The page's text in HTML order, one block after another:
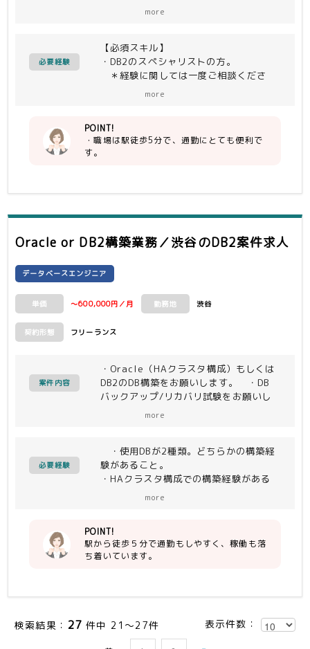
more
必要経験
【必須スキル】
・DB2のスペシャリストの方。
＊経験に関しては一度ご相談くださ
more
POINT!
・職場は駅徒歩5分で、通勤にとても便利で
す。
Oracle or DB2構築業務／渋谷のDB2案件求人
データベースエンジニア
単価 ～600,000円／月 勤務地 渋谷
契約形態 フリーランス
案件内容
・Oracle（HAクラスタ構成）もしくは
DB2のDB構築をお願いします。 ・DB
バックアップ/リカバリ試験をお願いし
more
必要経験
・使用DBが2種類。どちらかの構築経
験があること。
・HAクラスタ構成での構築経験がある
more
POINT!
駅から徒歩５分で通勤もしやすく、稼働も落
ち着いています。
検索結果： 27 件中 21～27件 表示件数：